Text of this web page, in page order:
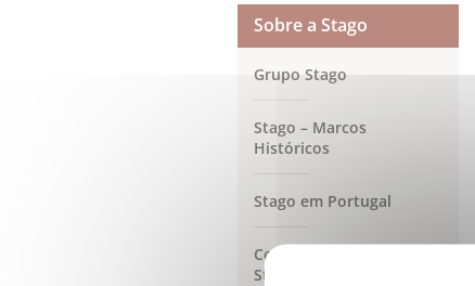
Sobre a Stago
Grupo Stago
Stago – Marcos
Históricos
Stago em Portugal
Compromisso de RSE do
Stago Group